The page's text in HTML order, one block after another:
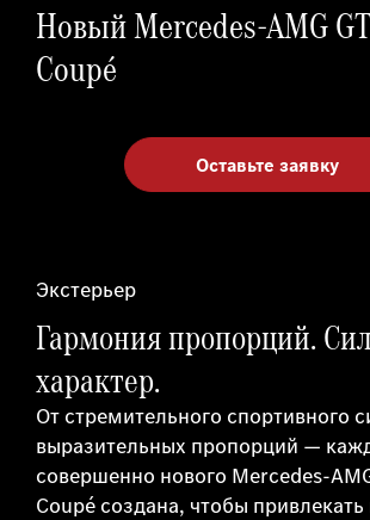
Новый Mercedes-AMG
Coupé
Оставьте заявку
Экстерьер
Гармония пропорций.
характер.
От стремительного спортивного
выразительных пропорций —
совершенно нового Mercedes-
Coupé создана, чтобы